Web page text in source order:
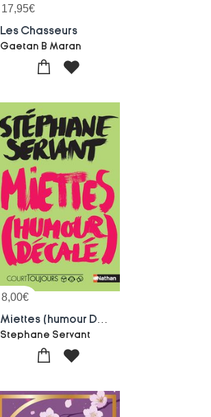
17,95€
Les Chasseurs
Gaetan B Maran
8,00€
Stephane Servant